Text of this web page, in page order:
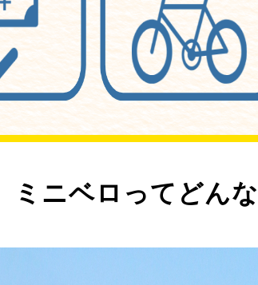
ミニベロってどん